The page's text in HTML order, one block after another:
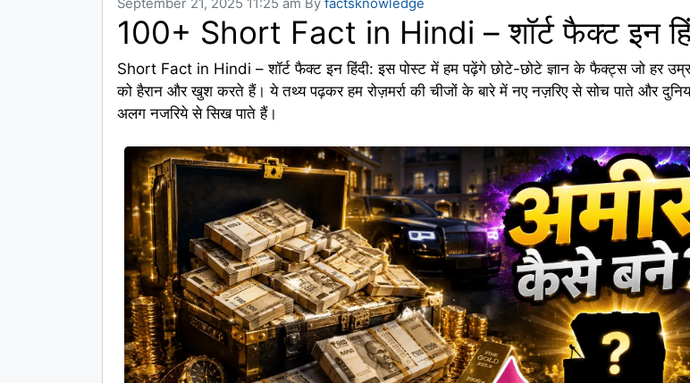
September 21, 2025 11:25 am By factsknowledge
100+ Short Fact in Hindi – शॉर्ट फैक्ट इन
Short Fact in Hindi – शॉर्ट फैक्ट इन हिंदी: इस पोस्ट में हम पढ़ेंगे छोटे-छोटे ज्ञान के फैक्ट्स जो हर
को हैरान और खुश करते हैं। ये तथ्य पढ़कर हम रोज़मर्रा की चीजों के बारे में नए नज़रिए से सोच पाते और
अलग नजरिये से सिख पाते हैं।